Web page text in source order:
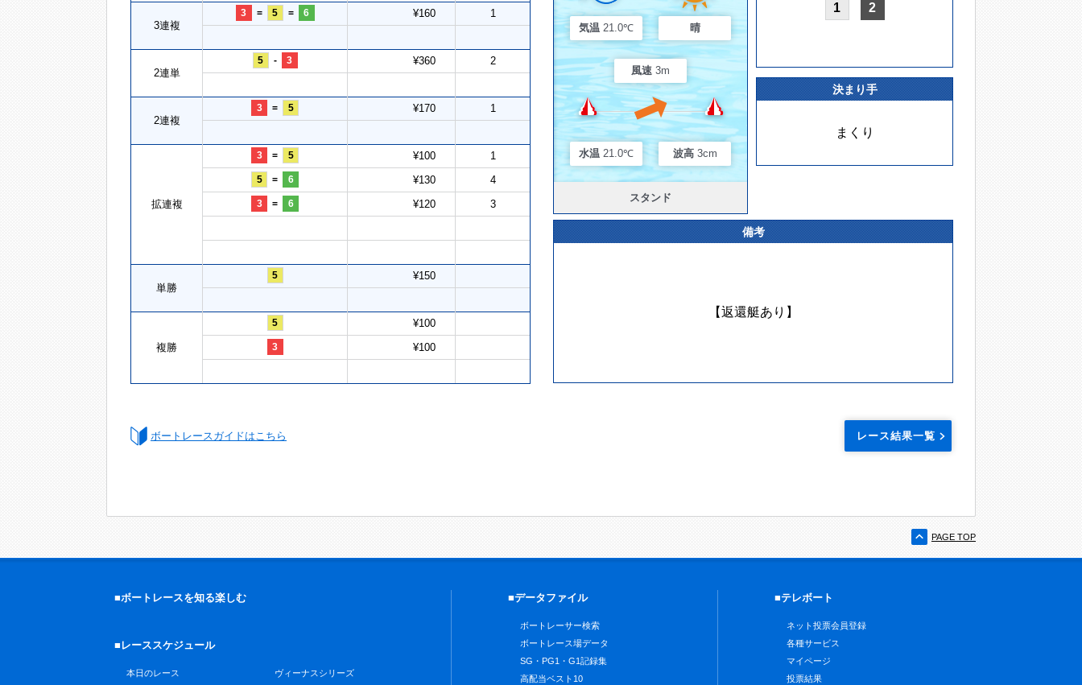
3連複
3 = 5 = 6 ¥160 1
2連単
5 - 3 ¥360 2
2連複
3 = 5 ¥170 1
拡連複
3 = 5 ¥100 1
5 = 6 ¥130 4
3 = 6 ¥120 3
単勝
5 ¥150
複勝
5 ¥100
3 ¥100
気温 21.0℃ 晴
風速 3m
水温 21.0℃ 波高 3cm
スタンド
1 2
決まり手
まくり
備考
【返還艇あり】
ボートレースガイドはこちら レース結果一覧
PAGE TOP
■ボートレースを知る楽しむ
■レーススケジュール
本日のレース
ヴィーナスシリーズ
■データファイル
ボートレーサー検索
ボートレース場データ
SG・PG1・G1記録集
高配当ベスト10
■テレボート
ネット投票会員登録
各種サービス
マイページ
投票結果